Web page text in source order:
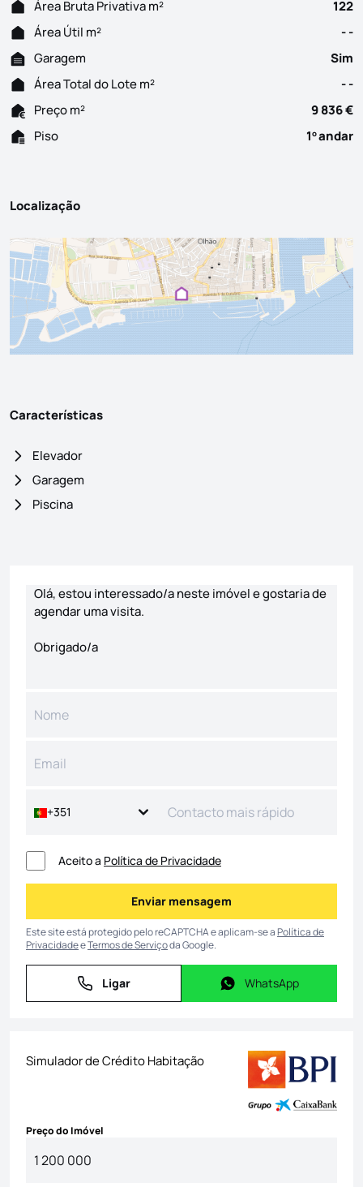
Área Bruta Privativa m²
122
Área Útil m²
- -
Garagem
Sim
Área Total do Lote m²
- -
Preço m²
9 836 €
Piso
1oandar
Localização
Características
Elevador
Garagem
Piscina
+351
Aceito a Política de Privacidade
Enviar mensagem
Enviar mensagem
Este site está protegido pelo reCAPTCHA e aplicam-se aPolítica de
PrivacidadeeTermos de Serviçoda Google.
Ligar
Ligar WhatsApp
WhatsApp
Simulador de Crédito Habitação
Preço do Imóvel